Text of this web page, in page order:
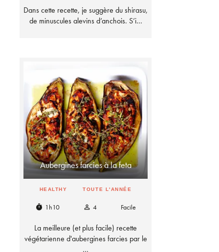
Dans cette recette, je suggère du shirasu,
de minuscules alevins d’anchois. S’i…
Aubergines farcies à la feta
HEALTHY TOUTE L'ANNÉE
timer 1h10 person_outline 4 Facile
La meilleure (et plus facile) recette
végétarienne d'aubergines farcies par le
…